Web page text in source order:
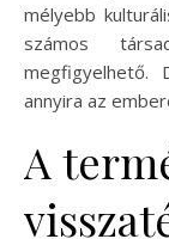
mélyebb
számos
annyira az
A